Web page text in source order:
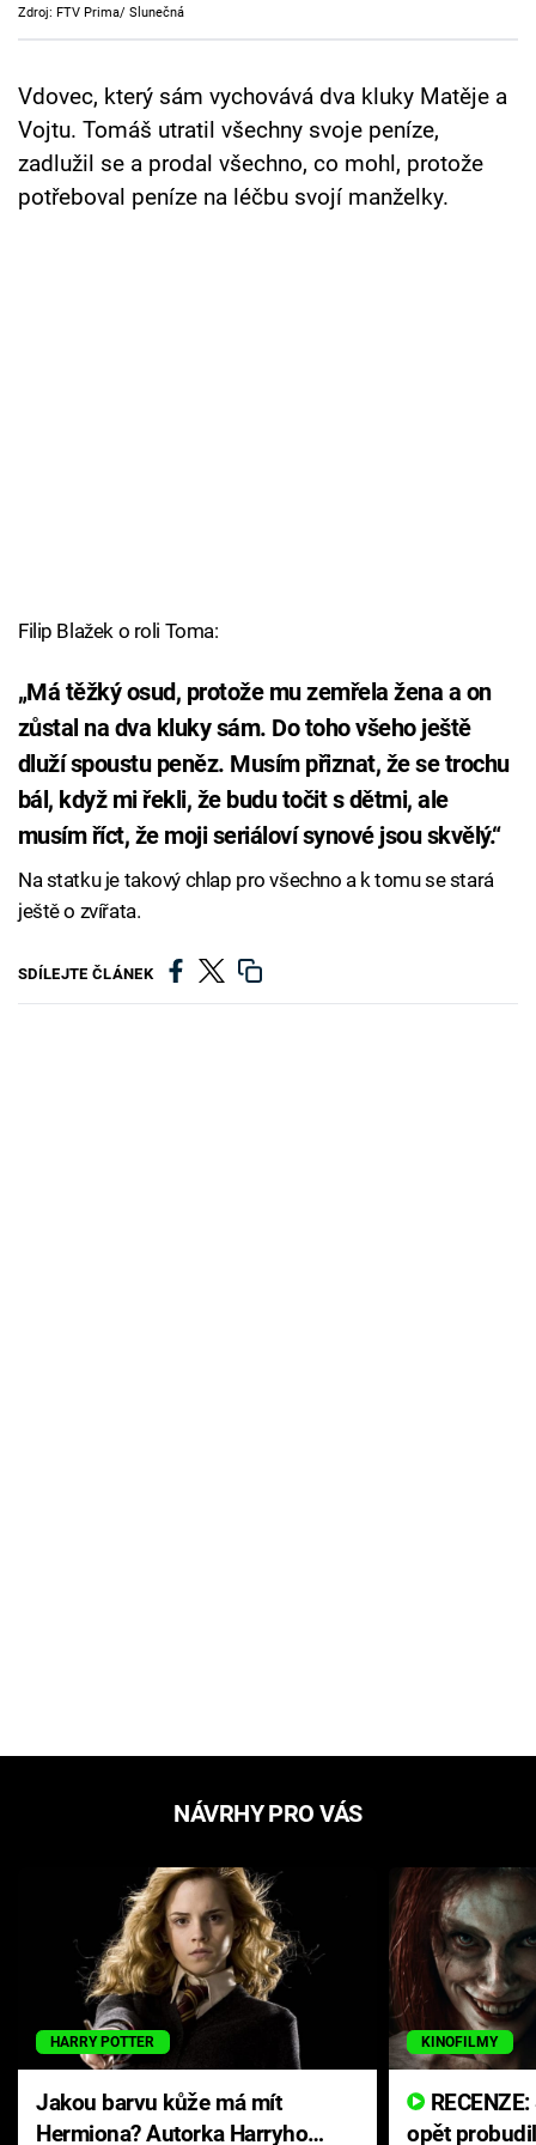
Cool Esport
Pořady
TV Program
Sledujte prima+
Zdroj: FTV Prima/ Slunečná
Vdovec, který sám vychovává dva kluky Matěje a
Vojtu. Tomáš utratil všechny svoje peníze,
zadlužil se a prodal všechno, co mohl, protože
potřeboval peníze na léčbu svojí manželky.
Filip Blažek o roli Toma:
„Má těžký osud, protože mu zemřela žena a on
zůstal na dva kluky sám. Do toho všeho ještě
dluží spoustu peněz. Musím přiznat, že se trochu
bál, když mi řekli, že budu točit s dětmi, ale
musím říct, že moji seriáloví synové jsou skvělý.“
Na statku je takový chlap pro všechno a k tomu se stará
ještě o zvířata.
SDÍLEJTE ČLÁNEK
NÁVRHY PRO VÁS
HARRY POTTER
Jakou barvu kůže má mít
Hermiona? Autorka Harryho
KINOFILMY
opět